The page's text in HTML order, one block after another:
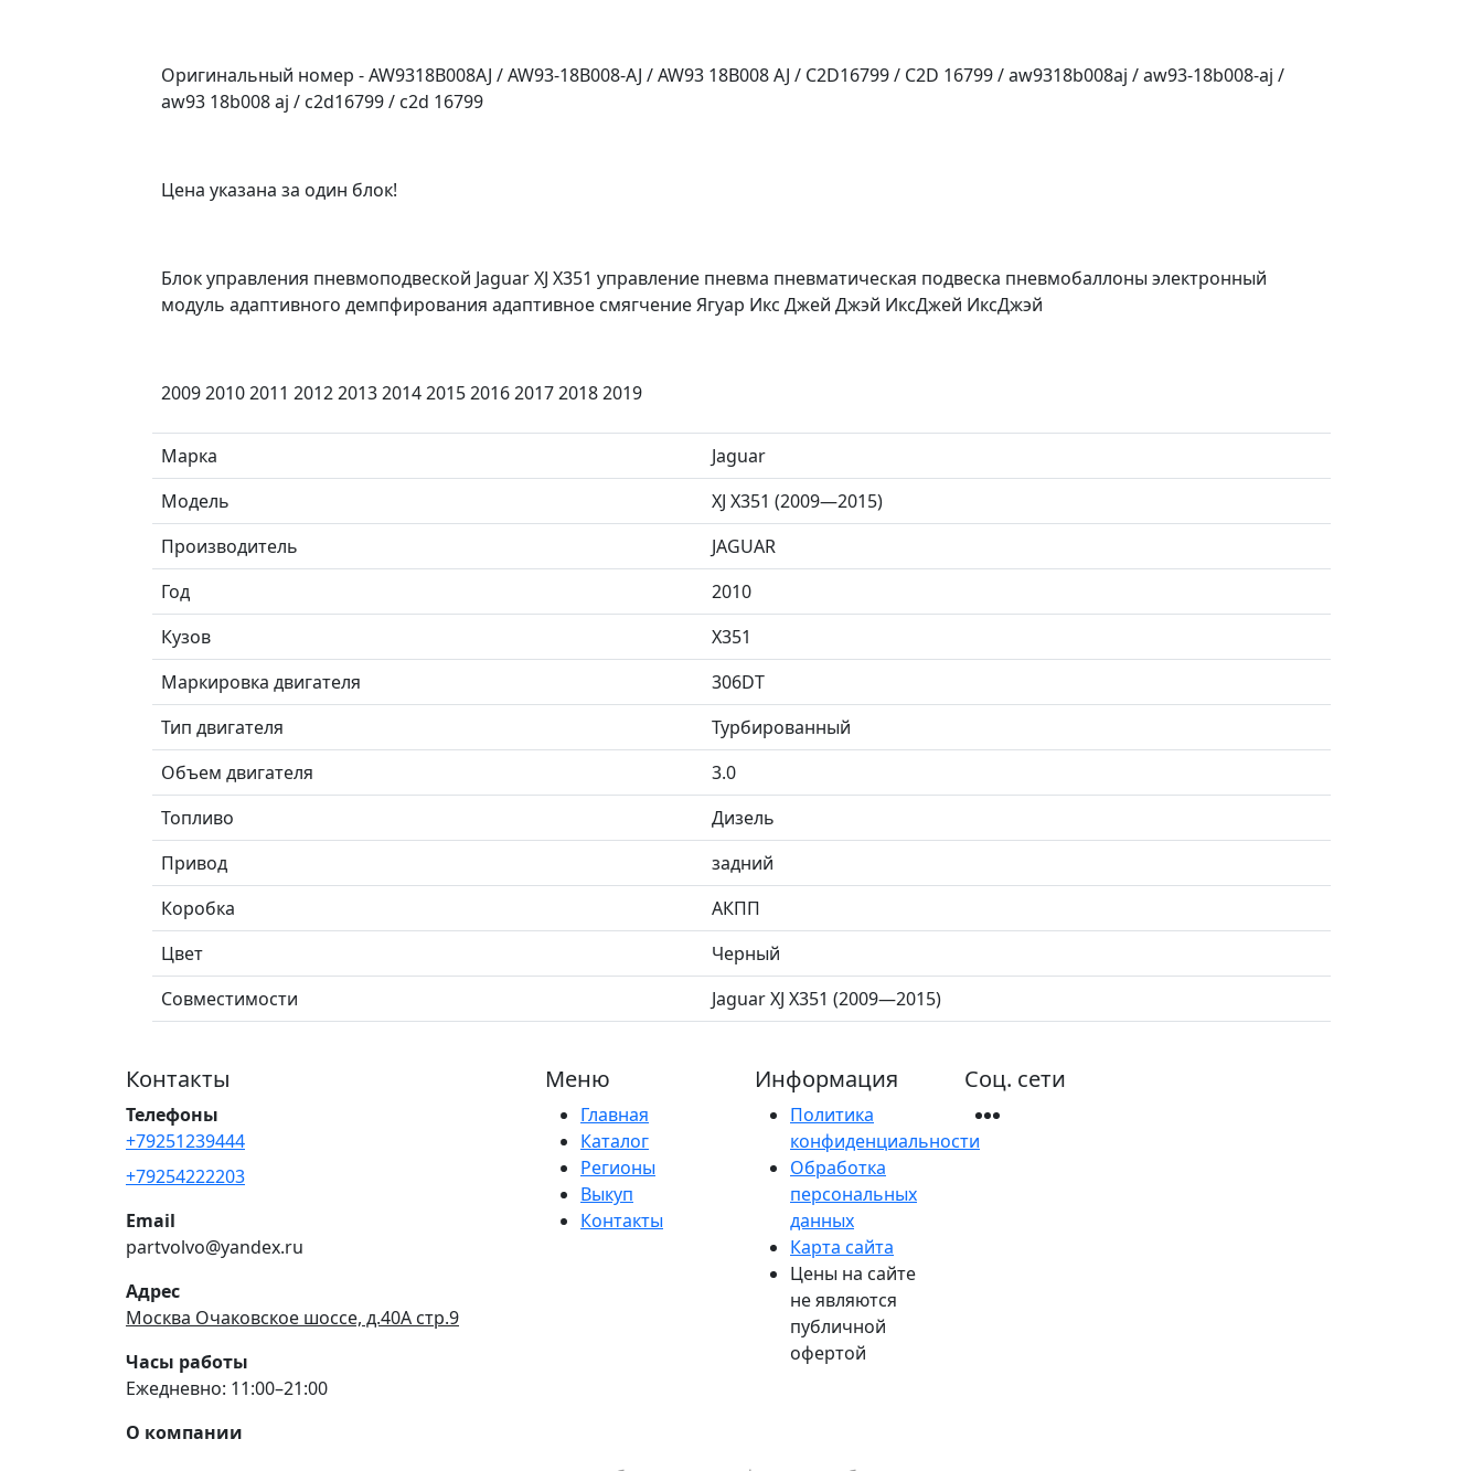
Оригинальный номер - AW9318B008AJ / AW93-18B008-AJ / AW93 18B008 AJ / C2D16799 / C2D 16799 / aw9318b008aj / aw93-18b008-aj /
aw93 18b008 aj / c2d16799 / c2d 16799
Цена указана за один блок!
Блок управления пневмоподвеской Jaguar XJ X351 управление пневма пневматическая подвеска пневмобаллоны электронный
модуль адаптивного демпфирования адаптивное смягчение Ягуар Икс Джей Джэй ИксДжей ИксДжэй
2009 2010 2011 2012 2013 2014 2015 2016 2017 2018 2019
Марка
Jaguar
Модель
XJ X351 (2009—2015)
Производитель
JAGUAR
Год
2010
Кузов
X351
Маркировка двигателя
306DT
Тип двигателя
Турбированный
Объем двигателя
3.0
Топливо
Дизель
Привод
задний
Коробка
АКПП
Цвет
Черный
Совместимости
Jaguar XJ X351 (2009—2015)
Контакты
Телефоны
+79251239444
+79254222203
Email
partvolvo@yandex.ru
Адрес
Москва Очаковское шоссе, д.40А стр.9
Часы работы
Ежедневно: 11:00–21:00
О компании
Меню
Главная
Каталог
Регионы
Выкуп
Контакты
Информация
Политика
конфиденциальности
Обработка
персональных
данных
Карта сайта
Цены на сайте
не являются
публичной
офертой
Соц. сети